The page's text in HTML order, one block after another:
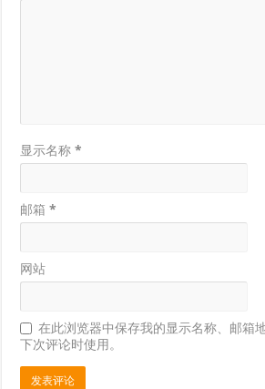
显示名称*
邮箱*
网站
在此浏览器中保存我的显示名称、邮箱
下次评论时使用。